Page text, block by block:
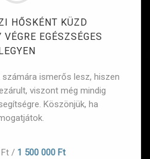
HŐSKÉNT KÜZD
EGÉSZSÉGES
LEGYEN
ismerős lesz, hiszen
viszont még mindig
Köszönjük, ha
/ 1 500 000 Ft